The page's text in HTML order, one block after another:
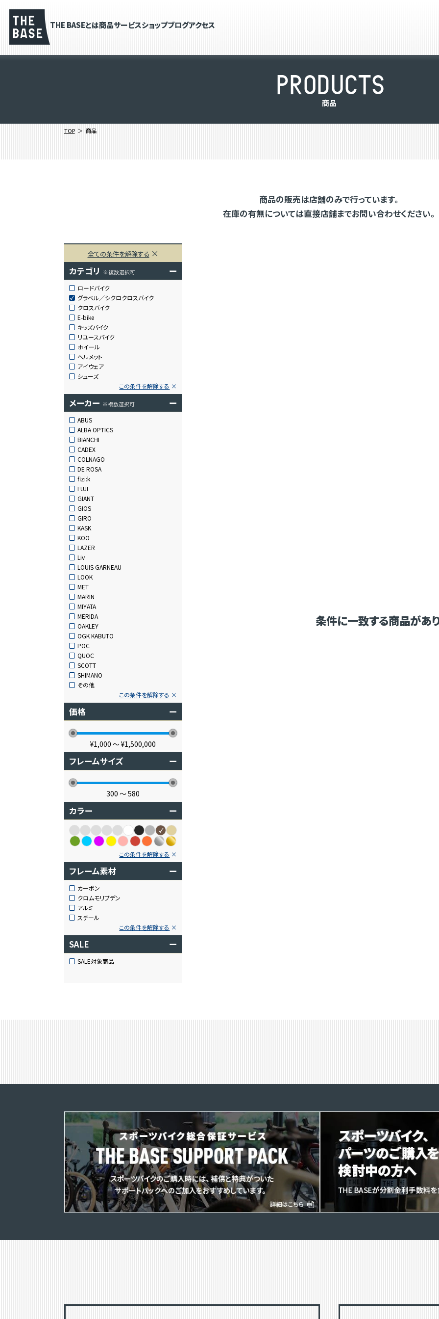
THE BASEとは商品サービスショップブログアクセス
PRODUCTS
商品
TOP 商品
商品の販売は店舗のみで行っています。
在庫の有無については直接店舗までお問い合わせください。
全ての条件を解除する
カテゴリ ※複数選択可 ー
ロードバイク
グラベル／シクロクロスバイク
クロスバイク
E-bike
キッズバイク
リユースバイク
ホイール
ヘルメット
アイウェア
シューズ
この条件を解除する
メーカー ※複数選択可 ー
ABUS
ALBA OPTICS
BIANCHI
CADEX
COLNAGO
DE ROSA
fizi:k
FUJI
GIANT
GIOS
GIRO
KASK
KOO
LAZER
Liv
LOUIS GARNEAU
LOOK
MET
MARIN
MIYATA
MERIDA
OAKLEY
OGK KABUTO
POC
QUOC
SCOTT
SHIMANO
その他
この条件を解除する
価格 ー
¥1,000 〜¥1,500,000
フレームサイズ ー
300 〜580
カラー ー
この条件を解除する
フレーム素材 ー
カーボン
クロムモリブデン
アルミ
スチール
この条件を解除する
SALE ー
SALE対象商品
条件に一致する商品があ